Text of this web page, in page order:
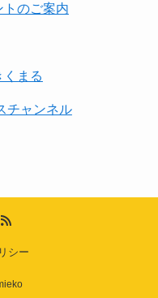
のご案内
まる
チャンネル
シー